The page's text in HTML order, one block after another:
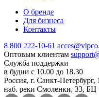
О бренде
Для бизнеса
Контакты
8 800 222-10-61
Оптовым клиентам
Служба поддержки
в будни с 10.00 до 18.30
Россия, г. Санкт-Петербург,
наб. реки Смоленки, 33, БЦ